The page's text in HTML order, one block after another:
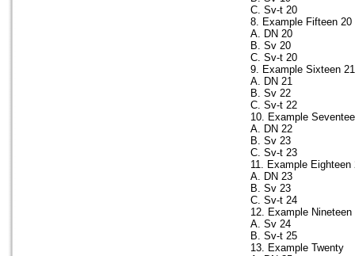
C. Sv-t 20
8. Example Fifteen 20
A. DN 20
B. Sv 20
C. Sv-t 20
9. Example Sixteen 21
A. DN 21
B. Sv 22
C. Sv-t 22
10. Example
A. DN 22
B. Sv 23
C. Sv-t 23
11. Example Eighteen
A. DN 23
B. Sv 23
C. Sv-t 24
12. Example Nineteen
A. Sv 24
B. Sv-t 25
13. Example Twenty